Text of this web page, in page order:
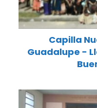
Capilla
Guadalupe -